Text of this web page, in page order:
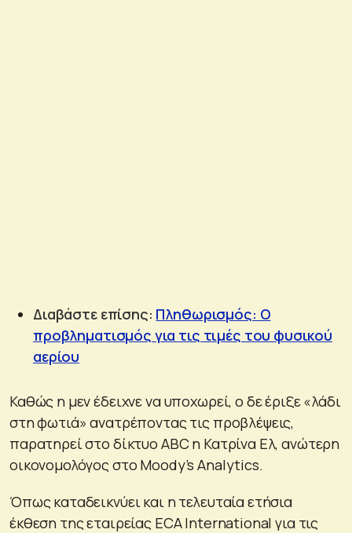
Διαβάστε επίσης: Πληθωρισμός: Ο
προβληματισμός για τις τιμές του φυσικού
αερίου
Καθώς η μεν έδειχνε να υποχωρεί, ο δε έριξε «λάδι
στη φωτιά» ανατρέποντας τις προβλέψεις,
παρατηρεί στο δίκτυο ABC η Κατρίνα Ελ, ανώτερη
οικονομολόγος στο Moody’s Analytics.
Όπως καταδεικνύει και η τελευταία ετήσια
έκθεση της εταιρείας ECA International για τις